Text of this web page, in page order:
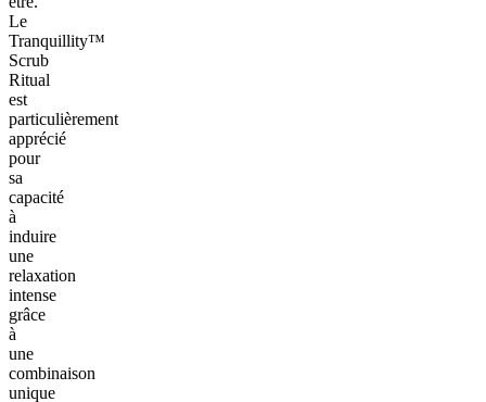
Le
Tranquillity™
Scrub
Ritual
est
particulièrement
apprécié
pour
sa
capacité
à
induire
une
relaxation
intense
grâce
à
une
combinaison
unique